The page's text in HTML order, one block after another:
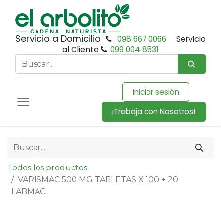
Servicio a Domicilio 098 667 0066
Servicio
al Cliente
099 004 8531
Iniciar sesión
¡Trabaja con Nosotros!
Todos los productos
VARISMAC 500 MG TABLETAS X 100 + 20
LABMAC